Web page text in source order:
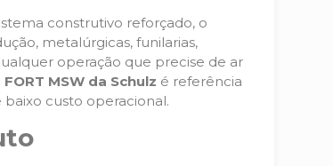
construtivo reforçado, o
metalúrgicas, funilarias,
operação que precise de ar
FORT MSW da Schulz é referência
custo operacional.